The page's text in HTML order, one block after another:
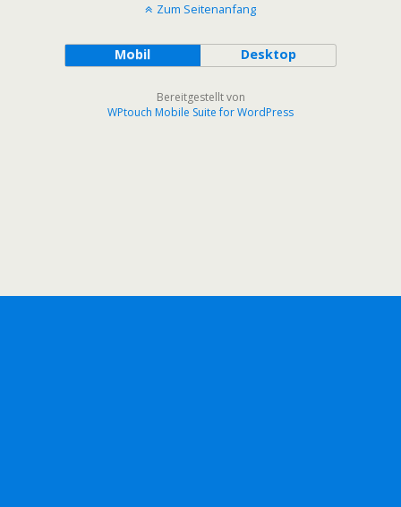
Zum Seitenanfang
Mobil Desktop
Bereitgestellt von
WPtouch Mobile Suite for WordPress